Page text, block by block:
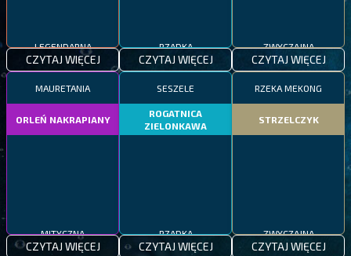
LEGENDARNA
CZYTAJ WIĘCEJ
RZADKA
CZYTAJ WIĘCEJ
ZWYCZAJNA
CZYTAJ WIĘCEJ
MAURETANIA
ORLEŃ NAKRAPIANY
MITYCZNA
CZYTAJ WIĘCEJ
SESZELE
ROGATNICA
ZIELONKAWA
RZADKA
CZYTAJ WIĘCEJ
RZEKA MEKONG
STRZELCZYK
ZWYCZAJNA
CZYTAJ WIĘCEJ